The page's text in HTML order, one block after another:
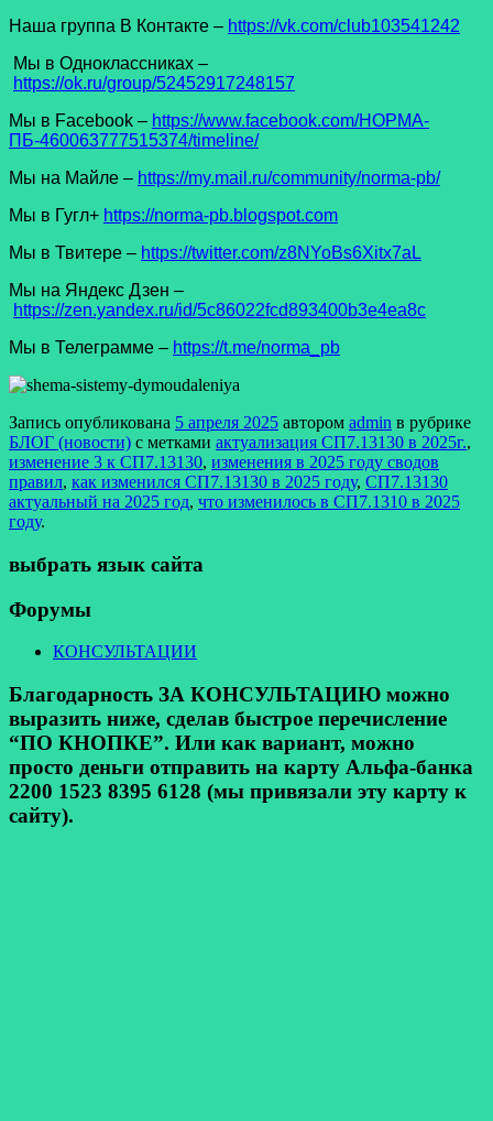
Наша группа В Контакте – https://vk.com/club103541242
Мы в Одноклассниках –
https://ok.ru/group/52452917248157
Мы в Facеbook – https://www.facebook.com/НОРМА-
ПБ-460063777515374/timeline/
Мы на Майле – https://my.mail.ru/community/norma-pb/
Мы в Гугл+ https://norma-pb.blogspot.com
Мы в Твитере – https://twitter.com/z8NYoBs6Xitx7aL
Мы на Яндекс Дзен –
https://zen.yandex.ru/id/5c86022fcd893400b3e4ea8c
Мы в Телеграмме – https://t.me/norma_pb
Запись опубликована 5 апреля 2025 автором admin в рубрике
БЛОГ (новости) с метками актуализация СП7.13130 в 2025г.,
изменение 3 к СП7.13130, изменения в 2025 году сводов
правил, как изменился СП7.13130 в 2025 году, СП7.13130
актуальный на 2025 год, что изменилось в СП7.1310 в 2025
году.
выбрать язык сайта
Форумы
КОНСУЛЬТАЦИИ
Благодарность ЗА КОНСУЛЬТАЦИЮ можно
выразить ниже, сделав быстрое перечисление
“ПО КНОПКЕ”. Или как вариант, можно
просто деньги отправить на карту Альфа-банка
2200 1523 8395 6128 (мы привязали эту карту к
сайту).